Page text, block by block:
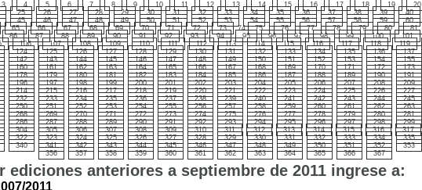
3 4 5 6 7 8 9 10 11 12 13 14 15 16 17 18 19 20
25 26 27 28 29 30 31 32 33 34 35 36 37 38 39 40
45 46 47 48 49 50 51 52 53 54 55 56 57 58 59 60
65 66 67 68 69 70 71 72 73 74 75 76 77 78 79 80 81
86 87 88 89 90 91 92 93 94 95 96 97 98 99 100 101
106 107 108 109 110 111 112 113 114 115 116 117 118 119
124 125 126 127 128 129 130 131 132 133 134 135 136 137
142 143 144 145 146 147 148 149 150 151 152 153 154 155
160 161 162 163 164 165 166 167 168 169 170 171 172 173
178 179 180 181 182 183 184 185 186 187 188 189 190 191
196 197 198 199 200 201 202 203 204 205 206 207 208 209
214 215 216 217 218 219 220 221 222 223 224 225 226 227
232 233 234 235 236 237 238 239 240 241 242 243 244 245
250 251 252 253 254 255 256 257 258 259 260 261 262 263
268 269 270 271 272 273 274 275 276 277 278 279 280 281
286 287 288 289 290 291 292 293 294 295 296 297 298 299
304 305 306 307 308 309 310 311 312 313 314 315 316 317
322 323 324 325 326 327 328 329 330 331 332 333 334 335
340 341 342 343 344 345 346 347 348 349 350 351 352 353
356
357 358 359 360 361 362 363 364 365 366 367
ediciones anteriores a septiembre de 2011 ingrese a:
2011